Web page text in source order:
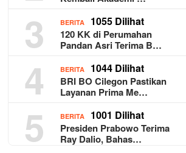
3 BERITA 1055 Dilihat
120 KK di Perumahan
Pandan Asri Terima B…
4 BERITA 1044 Dilihat
BRI BO Cilegon Pastikan
Layanan Prima Me…
5 BERITA 1001 Dilihat
Presiden Prabowo Terima
Ray Dalio, Bahas…